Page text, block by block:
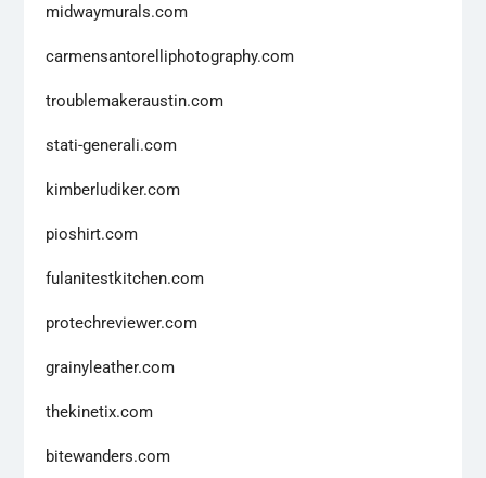
midwaymurals.com
carmensantorelliphotography.com
troublemakeraustin.com
stati-generali.com
kimberludiker.com
pioshirt.com
fulanitestkitchen.com
protechreviewer.com
grainyleather.com
thekinetix.com
bitewanders.com